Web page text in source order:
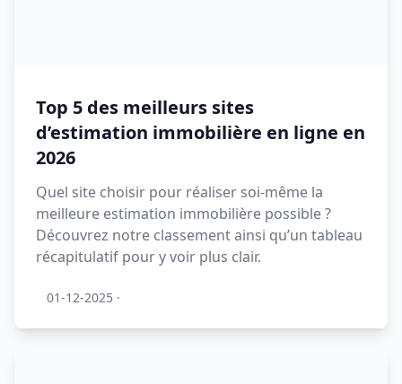
Top 5 des meilleurs sites
d’estimation immobilière en ligne en
2026
Quel site choisir pour réaliser soi-même la
meilleure estimation immobilière possible ?
Découvrez notre classement ainsi qu’un tableau
récapitulatif pour y voir plus clair.
01-12-2025 ·